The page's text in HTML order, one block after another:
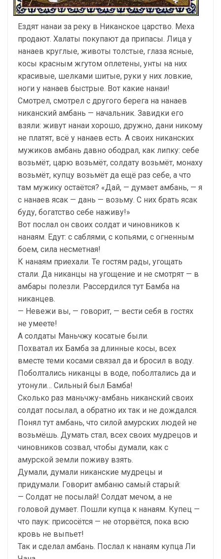
Ездят нанаи за реку в Никанское царство. Меха
продают. Халаты покупают да припасы. Лица у
нанаев круглые, животы толстые, глаза ясные,
косы красным жгутом оплетены, унты на них
красивые, шелками шитые, руки у них ловкие,
ноги у нанаев быстрые. Вот какие нанаи!
Смотрел, смотрел с другого берега на нанаев
никанский амбань — начальник. Завидки его
взяли: живут нанаи хорошо, дружно, дани никому
не платят, всё у нанаев есть. А своих никанских
мужиков амбань давно ободрал, как липку: себе
возьмёт, царю возьмёт, солдату возьмёт, монаху
возьмёт, купцу возьмёт да ещё раз себе, а что
там мужику остаётся? «Дай, — думает амбань, — я
с нанаев ясак — дань — возьму. С них брать ясак
буду, богатство себе наживу!»
Вот послал он своих солдат и чиновников к
нанаям. Едут: с саблями, с копьями, с огненным
боем, сила несметная!
К нанаям приехали. Те гостям рады, угощать
стали. Да никанцы на угощение и не смотрят — в
амбары полезли. Рассердился тут Бамба на
никанцев.
— Невежи вы, — говорит, — вести себя в гостях
не умеете!
А солдаты Маньчжу косатые были.
Похватал их Бамба за длинные косы, всех
вместе теми косами связал да и бросил в воду.
Поболтались никанцы в воде, поболтались да и
утонули… Сильный был Бамба!
Сколько раз маньчжу-амбань никанский своих
солдат посылал, а обратно их так и не дождался.
Понял тут амбань, что силой амурских людей не
возьмёшь. Думать стал, всех своих мудрецов и
чиновников созвал, чтобы думали, как с
амурской земли поживу взять.
Думали, думали никанские мудрецы и
придумали. Говорит амбаню самый старый:
— Солдат не посылай! Солдат мечом, а не
головой думает. Пошли купца к нанаям. Купец —
что паук: присосётся — не оторвётся, пока всю
кровь не выпьет!
Так и сделал амбань. Послал к нанаям купца Ли